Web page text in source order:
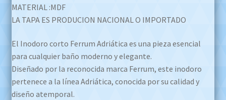
MATERIAL :MDF
LA TAPA ES PRODUCION NACIONAL O IMPORTADO
El Inodoro corto Ferrum Adriática es una pieza esencial
para cualquier baño moderno y elegante.
Diseñado por la reconocida marca Ferrum, este inodoro
pertenece a la línea Adriática, conocida por su calidad y
diseño atemporal.